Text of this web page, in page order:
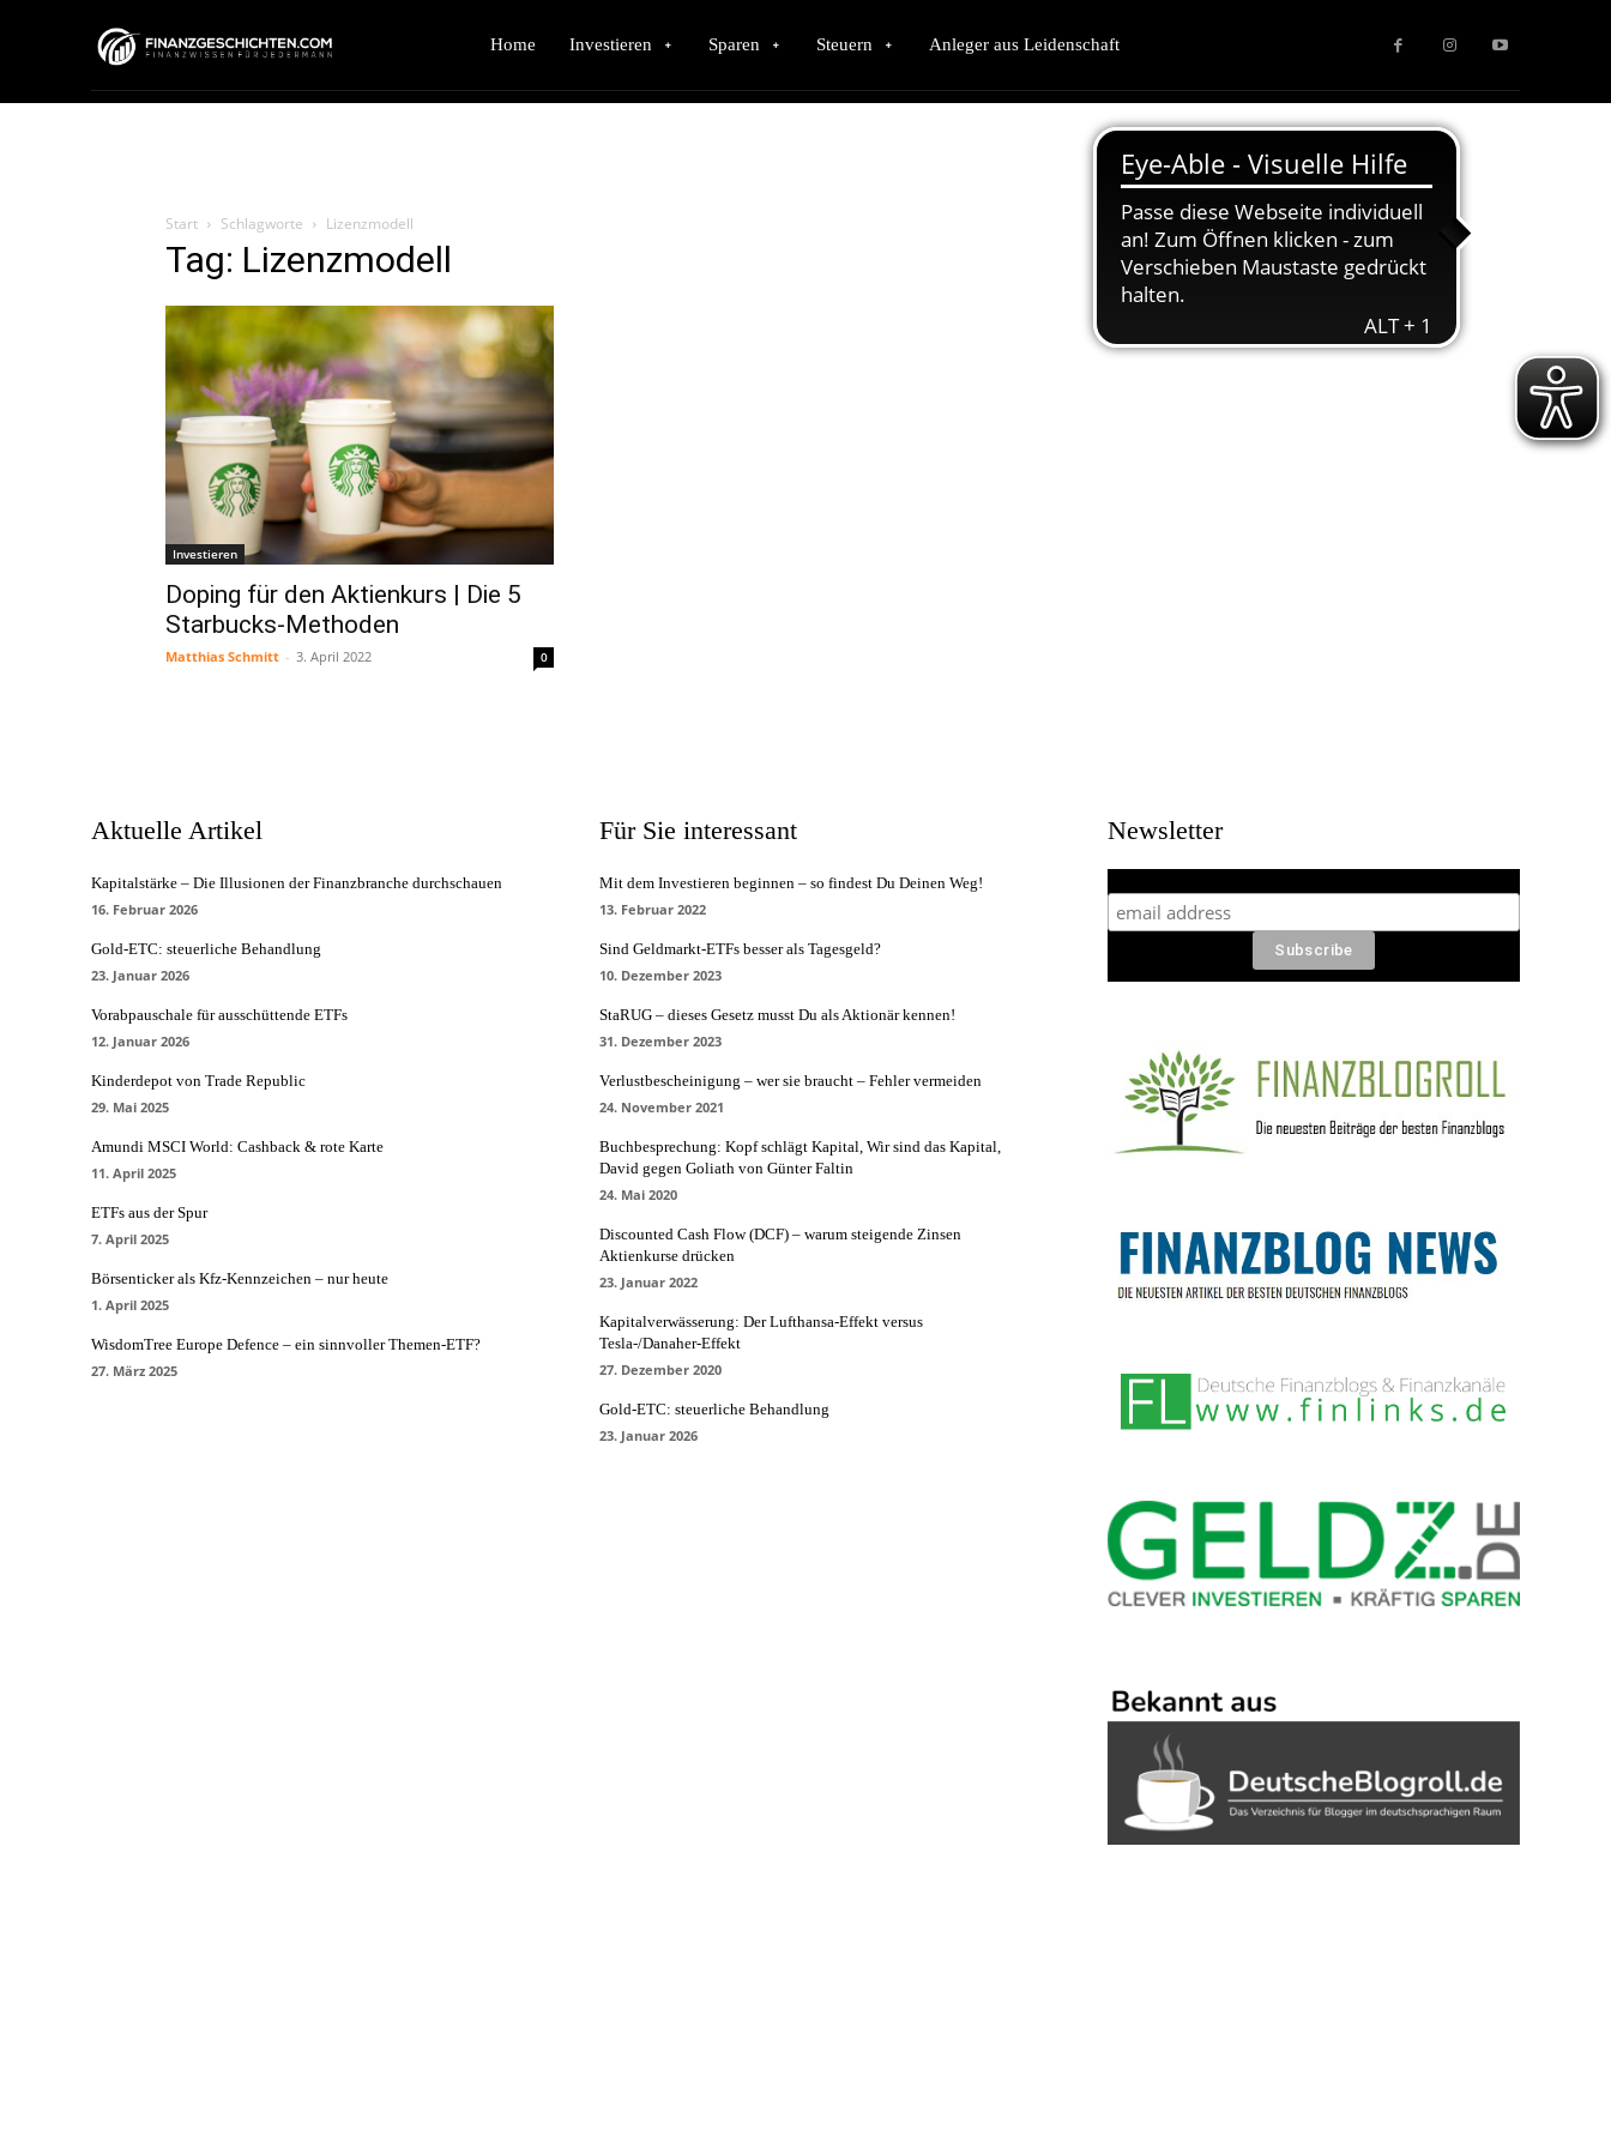
Home Investieren Sparen Steuern Anleger aus Leidenschaft
Start Schlagworte Lizenzmodell
Tag: Lizenzmodell
Investieren
Doping für den Aktienkurs | Die 5
Starbucks-Methoden
Matthias Schmitt - 3. April 2022 0
Aktuelle Artikel
Kapitalstärke – Die Illusionen der Finanzbranche durchschauen
16. Februar 2026
Gold-ETC: steuerliche Behandlung
23. Januar 2026
Vorabpauschale für ausschüttende ETFs
12. Januar 2026
Kinderdepot von Trade Republic
29. Mai 2025
Amundi MSCI World: Cashback & rote Karte
11. April 2025
ETFs aus der Spur
7. April 2025
Börsenticker als Kfz-Kennzeichen – nur heute
1. April 2025
WisdomTree Europe Defence – ein sinnvoller Themen-ETF?
27. März 2025
Für Sie interessant
Mit dem Investieren beginnen – so findest Du Deinen Weg!
13. Februar 2022
Sind Geldmarkt-ETFs besser als Tagesgeld?
10. Dezember 2023
StaRUG – dieses Gesetz musst Du als Aktionär kennen!
31. Dezember 2023
Verlustbescheinigung – wer sie braucht – Fehler vermeiden
24. November 2021
Buchbesprechung: Kopf schlägt Kapital, Wir sind das Kapital,
David gegen Goliath von Günter Faltin
24. Mai 2020
Discounted Cash Flow (DCF) – warum steigende Zinsen
Aktienkurse drücken
23. Januar 2022
Kapitalverwässerung: Der Lufthansa-Effekt versus
Tesla-/Danaher-Effekt
27. Dezember 2020
Gold-ETC: steuerliche Behandlung
23. Januar 2026
Newsletter